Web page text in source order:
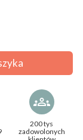
200 tys
zadowolonych